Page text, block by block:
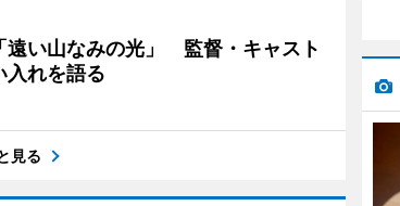
遠い山なみの光」 監督・キャスト
入れを語る
見る